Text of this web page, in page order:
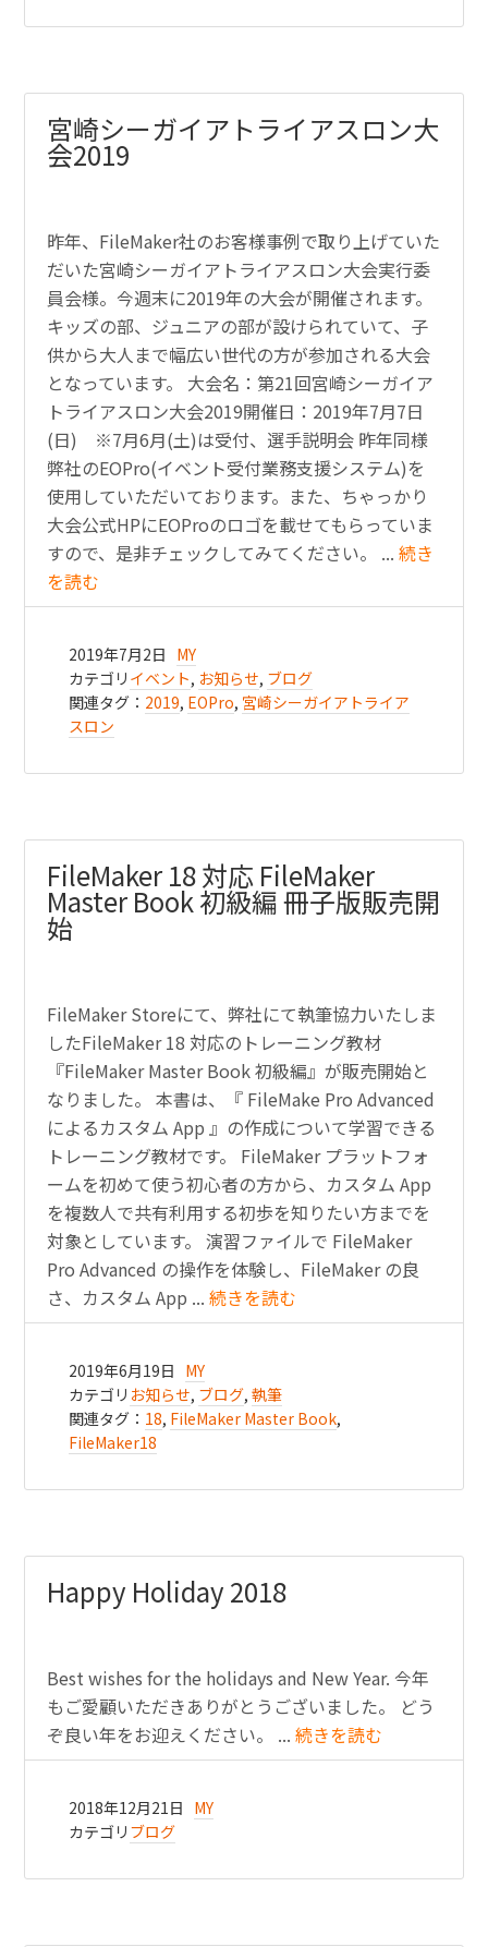
宮崎シーガイアトライアスロン大
会2019
昨年、FileMaker社のお客様事例で取り上げていた
だいた宮崎シーガイアトライアスロン大会実行委
員会様。今週末に2019年の大会が開催されます。
キッズの部、ジュニアの部が設けられていて、子
供から大人まで幅広い世代の方が参加される大会
となっています。 大会名：第21回宮崎シーガイア
トライアスロン大会2019開催日：2019年7月7日
(日) ※7月6月(土)は受付、選手説明会 昨年同様
弊社のEOPro(イベント受付業務支援システム)を
使用していただいております。また、ちゃっかり
大会公式HPにEOProのロゴを載せてもらっていま
すので、是非チェックしてみてください。 ...続き
を読む
2019年7月2日 MY
カテゴリ イベント, お知らせ, ブログ
関連タグ： 2019, EOPro, 宮崎シーガイアトライア
スロン
FileMaker 18 対応 FileMaker
Master Book 初級編 冊子版販売開
始
FileMaker Storeにて、弊社にて執筆協力いたしま
したFileMaker 18 対応のトレーニング教材
『FileMaker Master Book 初級編』が販売開始と
なりました。 本書は、『 FileMake Pro Advanced
によるカスタム App 』の作成について学習できる
トレーニング教材です。 FileMaker プラットフォ
ームを初めて使う初心者の方から、カスタム App
を複数人で共有利用する初歩を知りたい方までを
対象としています。 演習ファイルで FileMaker
Pro Advanced の操作を体験し、FileMaker の良
さ、カスタム App ...続きを読む
2019年6月19日 MY
カテゴリ お知らせ, ブログ,執筆
関連タグ： 18, FileMaker Master Book,
FileMaker18
Happy Holiday 2018
Best wishes for the holidays and New Year. 今年
もご愛顧いただきありがとうございました。 どう
ぞ良い年をお迎えください。 ...続きを読む
2018年12月21日 MY
カテゴリ ブログ